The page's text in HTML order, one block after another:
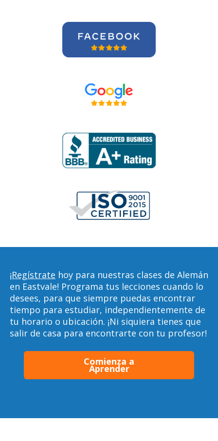
¡Regístrate hoy para nuestras clases de Alemán
en Eastvale! Programa tus lecciones cuando lo
desees, para que siempre puedas encontrar
tiempo para estudiar, independientemente de
tu horario o ubicación. ¡Ni siquiera tienes que
salir de casa para encontrarte con tu profesor!
Comienza a
Aprender